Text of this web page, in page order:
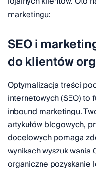
marketingu:
SEO i
do klientów
Optymalizacja treści
internetowych (SEO) to
inbound marketingu.
artykułów blogowych,
docelowych pomaga
wynikach wyszukiwania
organiczne pozyskanie